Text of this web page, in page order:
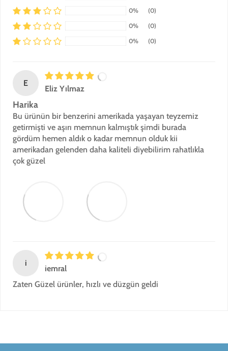
0%
(0)
0%
(0)
0%
(0)
E
Eliz Yılmaz
Harika
Bu ürünün bir benzerini amerikada yaşayan teyzemiz
getirmişti ve aşırı memnun kalmıştık şimdi burada
gördüm hemen aldık o kadar memnun olduk kii
amerikadan gelenden daha kaliteli diyebilirim rahatlıkla
çok güzel
i
iemral
Zaten Güzel ürünler, hızlı ve düzgün geldi